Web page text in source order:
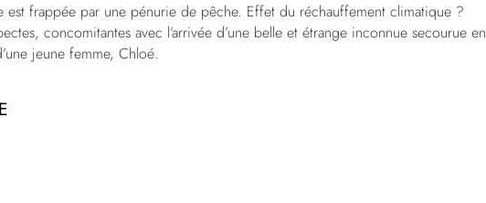
est frappée par une pénurie de pêche. Effet du réchauffement climatique ?
concomitantes avec l’arrivée d’une belle et étrange inconnue secourue en
jeune femme, Chloé.